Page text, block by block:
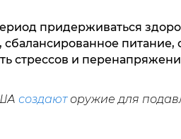
придерживаться
питание,
стрессов и
создаюторужие для